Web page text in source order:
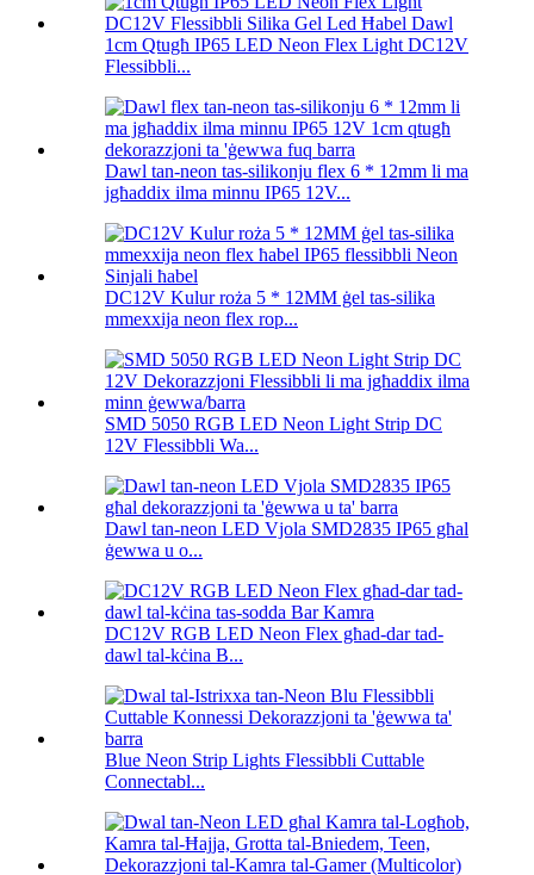
1cm Qtugħ IP65 LED Neon Flex Light DC12V
Flessibbli...
Dawl tan-neon tas-silikonju flex 6 * 12mm li ma
jgħaddix ilma minnu IP65 12V...
DC12V Kulur roża 5 * 12MM ġel tas-silika
mmexxija neon flex rop...
SMD 5050 RGB LED Neon Light Strip DC
12V Flessibbli Wa...
Dawl tan-neon LED Vjola SMD2835 IP65 għal
ġewwa u o...
DC12V RGB LED Neon Flex għad-dar tad-
dawl tal-kċina B...
Blue Neon Strip Lights Flessibbli Cuttable
Connectabl...